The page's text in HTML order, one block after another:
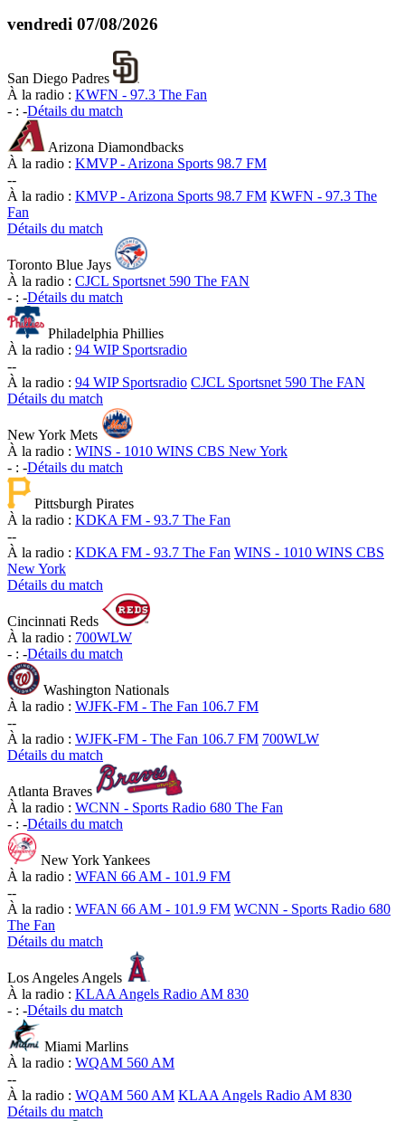
vendredi 07/08/2026
San Diego Padres
À la radio : KWFN - 97.3 The Fan
- : -Détails du match
Arizona Diamondbacks
À la radio : KMVP - Arizona Sports 98.7 FM
--
À la radio : KMVP - Arizona Sports 98.7 FM KWFN - 97.3 The
Fan
Détails du match
Toronto Blue Jays
À la radio : CJCL Sportsnet 590 The FAN
- : -Détails du match
Philadelphia Phillies
À la radio : 94 WIP Sportsradio
--
À la radio : 94 WIP Sportsradio CJCL Sportsnet 590 The FAN
Détails du match
New York Mets
À la radio : WINS - 1010 WINS CBS New York
- : -Détails du match
Pittsburgh Pirates
À la radio : KDKA FM - 93.7 The Fan
--
À la radio : KDKA FM - 93.7 The Fan WINS - 1010 WINS CBS
New York
Détails du match
Cincinnati Reds
À la radio : 700WLW
- : -Détails du match
Washington Nationals
À la radio : WJFK-FM - The Fan 106.7 FM
--
À la radio : WJFK-FM - The Fan 106.7 FM 700WLW
Détails du match
Atlanta Braves
À la radio : WCNN - Sports Radio 680 The Fan
- : -Détails du match
New York Yankees
À la radio : WFAN 66 AM - 101.9 FM
--
À la radio : WFAN 66 AM - 101.9 FM WCNN - Sports Radio 680
The Fan
Détails du match
Los Angeles Angels
À la radio : KLAA Angels Radio AM 830
- : -Détails du match
Miami Marlins
À la radio : WQAM 560 AM
--
À la radio : WQAM 560 AM KLAA Angels Radio AM 830
Détails du match